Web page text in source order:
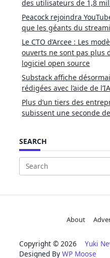
des utilisateurs de 1,8
Peacock rejoindra
que les géants du
Le CTO d’Arcee : Les
ouverts ne sont pas plus
logiciel open source
Substack affiche
rédigées avec l’aide de l’IA
Plus d’un tiers des
subissent une seconde
SEARCH
Search
About
Copyright © 2026 Yuki
Designed By WP Moose